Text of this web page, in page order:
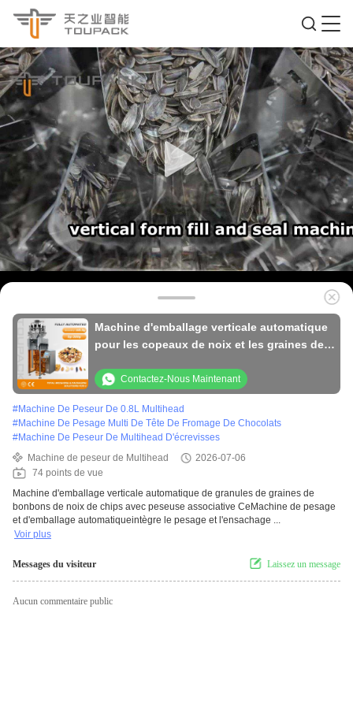
Machine d'emballage verticale automatique
pour les copeaux de noix et les graines de
Contactez-Nous Maintenant
#Machine De Peseur De 0.8L Multihead
#Machine De Pesage Multi De Tête De Fromage De Chocolats
#Machine De Peseur De Multihead D'écrevisses
Machine de peseur de Multihead
2026-07-06
74 points de vue
Machine d'emballage verticale automatique de granules de graines de
bonbons de noix de chips avec peseuse associative CeMachine de pesage
et d'emballage automatiqueintègre le pesage et l'ensachage ...
Voir plus
Messages du visiteur Laissez un message
Aucun commentaire public